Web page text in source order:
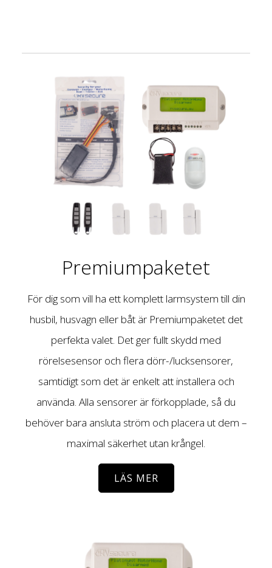
Premiumpaketet
För dig som vill ha ett komplett larmsystem till din
husbil, husvagn eller båt är Premiumpaketet det
perfekta valet. Det ger fullt skydd med
rörelsesensor och flera dörr-/lucksensorer,
samtidigt som det är enkelt att installera och
använda. Alla sensorer är förkopplade, så du
behöver bara ansluta ström och placera ut dem –
maximal säkerhet utan krångel.
LÄS MER